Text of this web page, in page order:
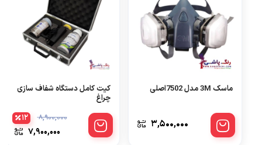
ماسک 3M مدل 7502اصلی
3,500,000
کیت کامل دستگاه شفاف سازی
چراغ
8,900,000
7,900,000
12